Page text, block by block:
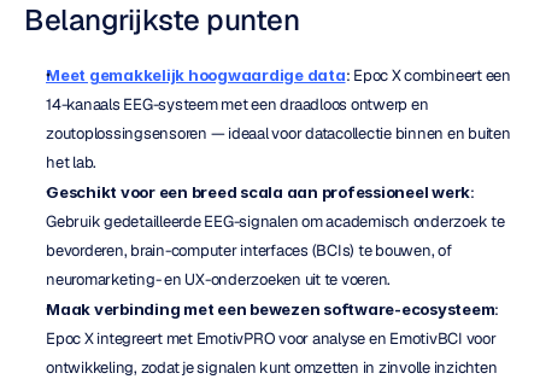
Belangrijkste punten
Meet gemakkelijk hoogwaardige data: Epoc X combineert een
14-kanaals EEG-systeem met een draadloos ontwerp en
zoutoplossingsensoren — ideaal voor datacollectie binnen en buiten
het lab.
Geschikt voor een breed scala aan professioneel werk:
Gebruik gedetailleerde EEG-signalen om academisch onderzoek te
bevorderen, brain-computer interfaces (BCIs) te bouwen, of
neuromarketing- en UX-onderzoeken uit te voeren.
Maak verbinding met een bewezen software-ecosysteem:
Epoc X integreert met EmotivPRO voor analyse en EmotivBCI voor
ontwikkeling, zodat je signalen kunt omzetten in zinvolle inzichten